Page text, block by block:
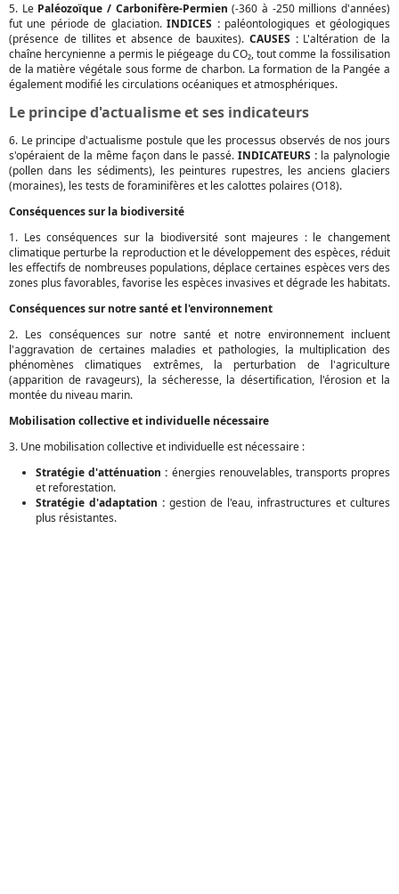
5. Le Paléozoïque / Carbonifère-Permien (-360 à -250 millions d'années)
fut une période de glaciation.INDICES :paléontologiques et géologiques
(présence de tillites et absence de bauxites). CAUSES :L'altération de la
chaîne hercynienne a permis le piégeage du CO₂, tout comme la fossilisation
de la matière végétale sous forme de charbon. La formation de la Pangée a
également modifié les circulations océaniques et atmosphériques.
Le principe d'actualisme et ses indicateurs
6. Le principe d'actualisme postule que les processus observés de nos jours
s'opéraient de la même façon dans le passé.INDICATEURS : la palynologie
(pollen dans les sédiments), les peintures rupestres, les anciens glaciers
(moraines), les tests de foraminifères et les calottes polaires (O18).
Conséquences sur la biodiversité
1. Les conséquences sur la biodiversité sont majeures : le changement
climatique perturbe la reproduction et le développement des espèces, réduit
les effectifs de nombreuses populations, déplace certaines espèces vers des
zones plus favorables, favorise les espèces invasives et dégrade les habitats.
Conséquences sur notre santé et l'environnement
2. Les conséquences sur notre santé et notre environnement incluent
l'aggravation de certaines maladies et pathologies, la multiplication des
phénomènes climatiques extrêmes, la perturbation de l'agriculture
(apparition de ravageurs), la sécheresse, la désertification, l'érosion et la
montée du niveau marin.
Mobilisation collective et individuelle nécessaire
3. Une mobilisation collective et individuelle est nécessaire :
Stratégie d'atténuation : énergies renouvelables, transports propres
et reforestation.
Stratégie d'adaptation : gestion de l'eau, infrastructures et cultures
plus résistantes.